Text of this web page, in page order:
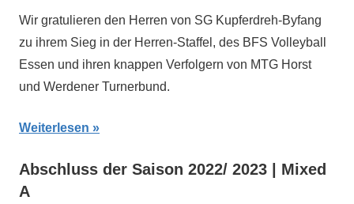
Wir gratulieren den Herren von SG Kupferdreh-Byfang
zu ihrem Sieg in der Herren-Staffel, des BFS Volleyball
Essen und ihren knappen Verfolgern von MTG Horst
und Werdener Turnerbund.
Weiterlesen
Abschluss der Saison 2022/ 2023 | Mixed
A